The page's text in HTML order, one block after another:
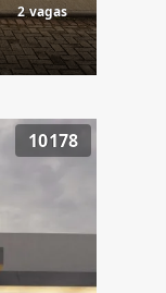
2 vagas
10178